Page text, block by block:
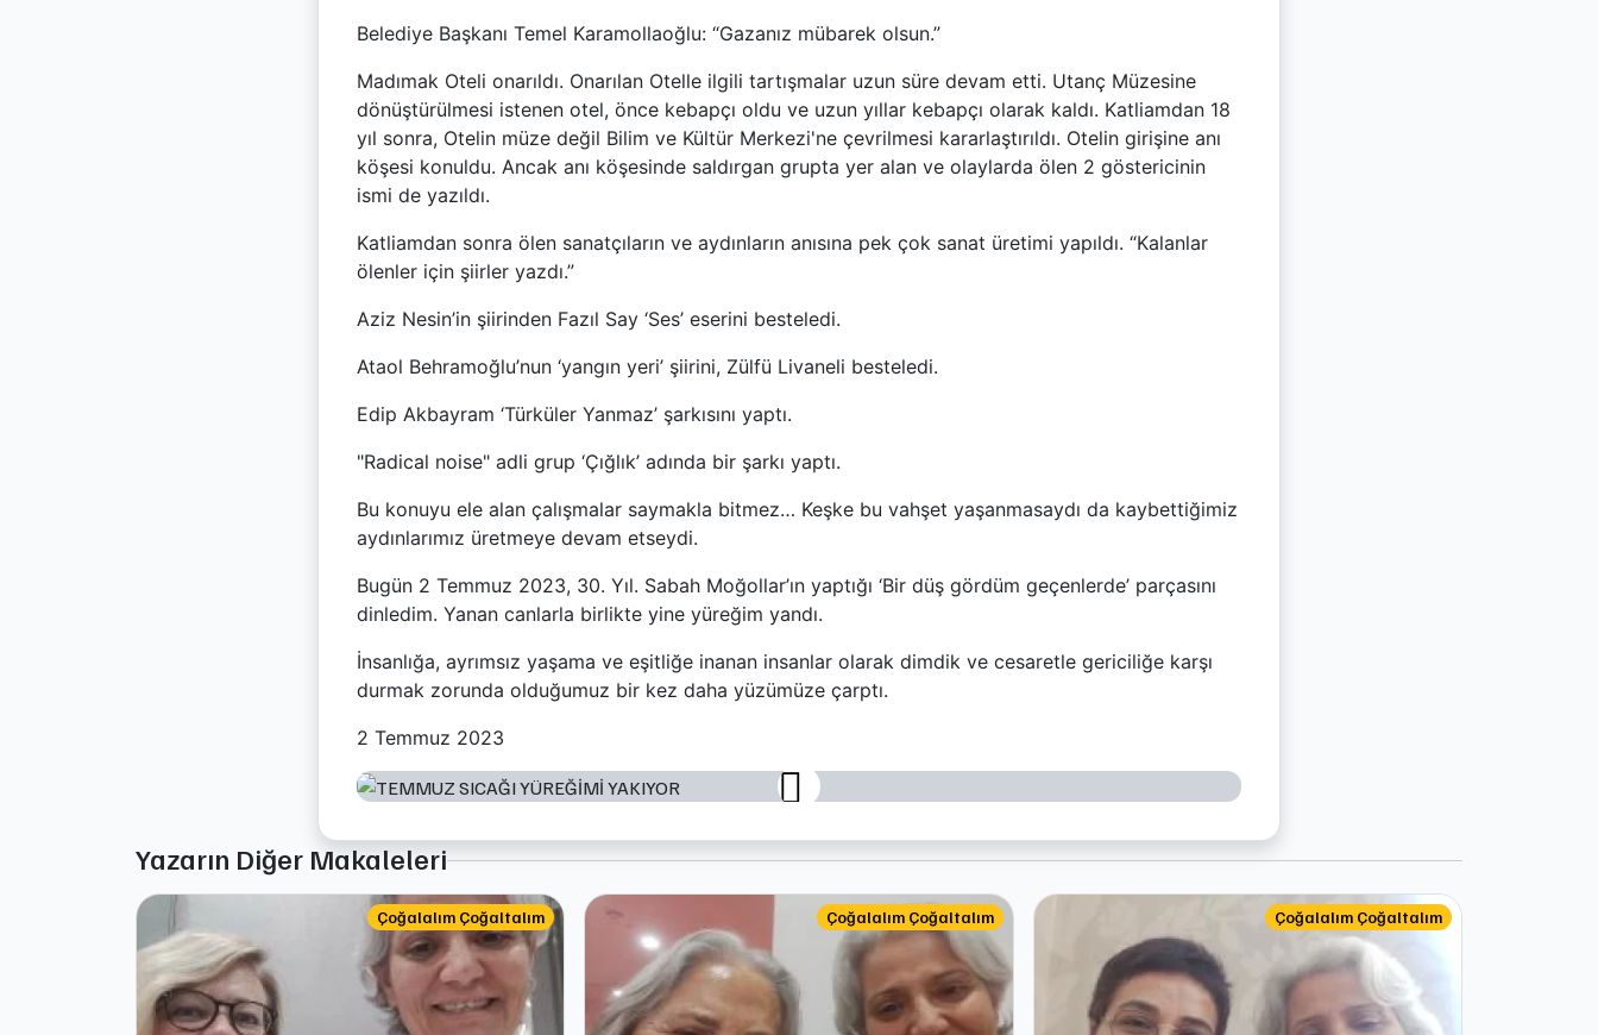
Belediye Başkanı Temel Karamollaoğlu: “Gazanız mübarek olsun.”
Madımak Oteli onarıldı. Onarılan Otelle ilgili tartışmalar uzun süre devam etti. Utanç Müzesine
dönüştürülmesi istenen otel, önce kebapçı oldu ve uzun yıllar kebapçı olarak kaldı. Katliamdan 18
yıl sonra, Otelin müze değil Bilim ve Kültür Merkezi'ne çevrilmesi kararlaştırıldı. Otelin girişine anı
köşesi konuldu. Ancak anı köşesinde saldırgan grupta yer alan ve olaylarda ölen 2 göstericinin
ismi de yazıldı.
Katliamdan sonra ölen sanatçıların ve aydınların anısına pek çok sanat üretimi yapıldı. “Kalanlar
ölenler için şiirler yazdı.”
Aziz Nesin’in şiirinden Fazıl Say ‘Ses’ eserini besteledi.
Ataol Behramoğlu’nun ‘yangın yeri’ şiirini, Zülfü Livaneli besteledi.
Edip Akbayram ‘Türküler Yanmaz’ şarkısını yaptı.
"Radical noise" adli grup ‘Çığlık’ adında bir şarkı yaptı.
Bu konuyu ele alan çalışmalar saymakla bitmez… Keşke bu vahşet yaşanmasaydı da kaybettiğimiz
aydınlarımız üretmeye devam etseydi.
Bugün 2 Temmuz 2023, 30. Yıl. Sabah Moğollar’ın yaptığı ‘Bir düş gördüm geçenlerde’ parçasını
dinledim. Yanan canlarla birlikte yine yüreğim yandı.
İnsanlığa, ayrımsız yaşama ve eşitliğe inanan insanlar olarak dimdik ve cesaretle gericiliğe karşı
durmak zorunda olduğumuz bir kez daha yüzümüze çarptı.
2 Temmuz 2023
Yazarın Diğer Makaleleri
Çoğalalım Çoğaltalım Çoğalalım Çoğaltalım Çoğalalım Çoğaltalım